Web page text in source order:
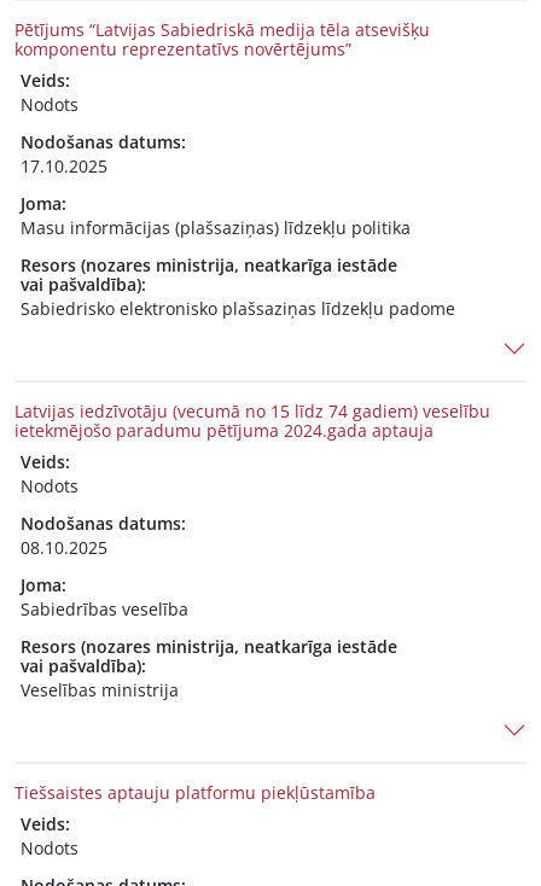
Pētījums “Latvijas Sabiedriskā medija tēla atsevišķu
komponentu reprezentatīvs novērtējums”
Veids:
Nodots
Nodošanas datums:
17.10.2025
Joma:
Masu informācijas (plašsaziņas) līdzekļu politika
Resors (nozares ministrija, neatkarīga iestāde
vai pašvaldība):
Sabiedrisko elektronisko plašsaziņas līdzekļu padome
Latvijas iedzīvotāju (vecumā no 15 līdz 74 gadiem) veselību
ietekmējošo paradumu pētījuma 2024.gada aptauja
Veids:
Nodots
Nodošanas datums:
08.10.2025
Joma:
Sabiedrības veselība
Resors (nozares ministrija, neatkarīga iestāde
vai pašvaldība):
Veselības ministrija
Tiešsaistes aptauju platformu piekļūstamība
Veids:
Nodots